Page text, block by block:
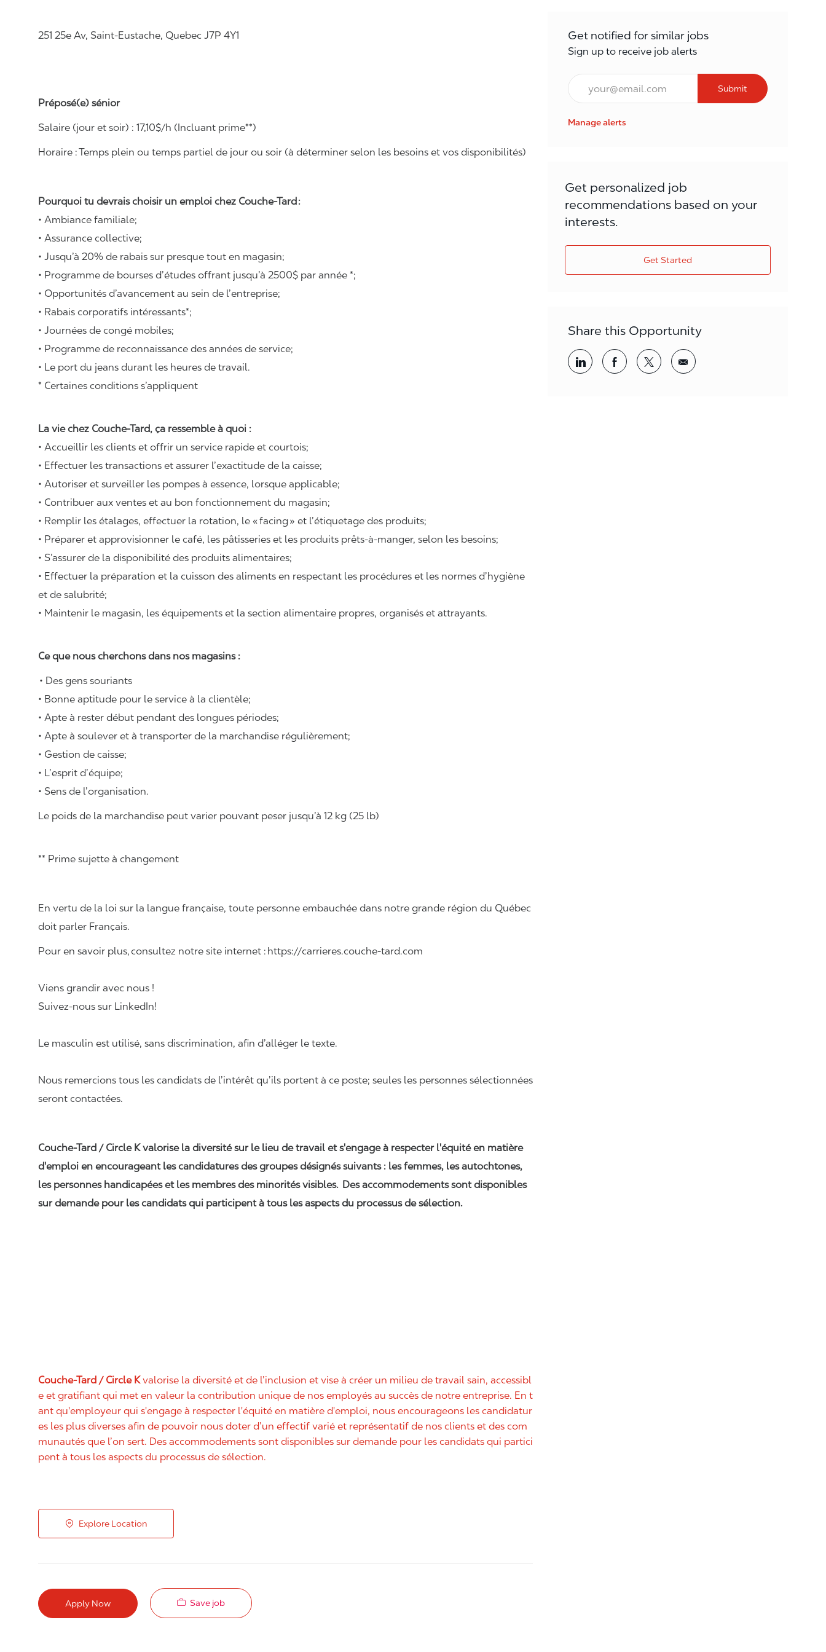
251 25e Av, Saint-Eustache, Quebec J7P 4Y1
Préposé(e) sénior
Salaire (jour et soir) : 17,10$/h (Incluant prime**)
Horaire :Temps plein ou temps partiel de jour ou soir (à déterminer selon les besoins et vos disponibilités)
Pourquoi tu devrais choisir un emploi chez Couche-Tard :
• Ambiance familiale;
• Assurance collective;
• Jusqu’à 20% de rabais sur presque tout en magasin;
• Programme de bourses d’études offrant jusqu’à 2500$ par année *;
• Opportunités d’avancement au sein de l’entreprise;
• Rabais corporatifs intéressants*;
• Journées de congé mobiles;
• Programme de reconnaissance des années de service;
• Le port du jeans durant les heures de travail.
* Certaines conditions s’appliquent
La vie chez Couche-Tard, ça ressemble à quoi :
• Accueillir les clients et offrir un service rapide et courtois;
• Effectuer les transactions et assurer l’exactitude de la caisse;
• Autoriser et surveiller les pompes à essence, lorsque applicable;
• Contribuer aux ventes et au bon fonctionnement du magasin;
• Remplir les étalages, effectuer la rotation, le «facing» et l’étiquetage des produits;
• Préparer et approvisionner le café, les pâtisseries et les produits prêts-à-manger, selon les besoins;
• S’assurer de la disponibilité des produits alimentaires;
• Effectuer la préparation et la cuisson des aliments en respectant les procédures et les normes d’hygiène
et de salubrité;
• Maintenir le magasin, les équipements et la section alimentaire propres, organisés et attrayants.
Ce que nous cherchons dans nos magasins :
• Des gens souriants
• Bonne aptitude pour le service à la clientèle;
• Apte à rester début pendant des longues périodes;
• Apte à soulever et à transporter de la marchandise régulièrement;
• Gestion de caisse;
• L’esprit d’équipe;
• Sens de l’organisation.
Le poids de la marchandise peut varier pouvant peser jusqu’à 12 kg (25 lb)
** Prime sujette à changement
En vertu de la loi sur la langue française, toute personne embauchée dans notre grande région du Québec
doit parler Français.
Pour en savoir plus, consultez notre site internet : https://carrieres.couche-tard.com
Viens grandir avec nous !
Suivez-nous sur LinkedIn!
Le masculin est utilisé, sans discrimination, afin d’alléger le texte.
Nous remercions tous les candidats de l’intérêt qu’ils portent à ce poste; seules les personnes sélectionnées
seront contactées.
Couche-Tard / Circle K valorise la diversité sur le lieu de travail et s'engage à respecter l'équité en matière
d'emploi en encourageant les candidatures des groupes désignés suivants : les femmes, les autochtones,
les personnes handicapées et les membres des minorités visibles. Des accommodements sont disponibles
sur demande pour les candidats qui participent à tous les aspects du processus de sélection.
Couche-Tard / Circle Kvalorise la diversité et de l’inclusion et vise à créer un milieu de travail sain, accessibl
e et gratifiant qui met en valeur la contribution unique de nos employés au succès de notre entreprise. En t
ant qu'employeur qui s'engage à respecter l'équité en matière d'emploi, nous encourageons les candidatur
es les plus diverses afin de pouvoir nous doter d’un effectif varié et représentatif de nos clients et des com
munautés que l’on sert. Des accommodements sont disponibles sur demande pour les candidats qui partici
pent à tous les aspects du processus de sélection.
Explore Location
Apply Now Save job
Get notified for similar jobs
Sign up to receive job alerts
Email*
Submit
Manage alerts
Get personalized job
recommendations based on your
interests.
Get Started
Share this Opportunity
Share via LinkedInShare via Facebook
Share via twitterShare via email